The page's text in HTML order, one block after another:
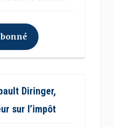
Diringer,
sur l’impôt